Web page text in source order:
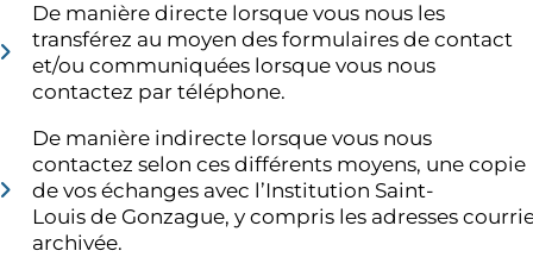
De manière directe lorsque vous nous les
transférez au moyen des formulaires de contact
et/ou communiquées lorsque vous nous
contactez par téléphone.
De manière indirecte lorsque vous nous
contactez selon ces différents moyens, une copie
de vos échanges avec l’Institution Saint-
Louis de Gonzague, y compris les adresses
archivée.